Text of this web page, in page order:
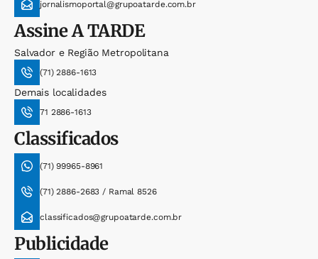
jornalismoportal@grupoatarde.com.br
AssineA TARDE
Salvador e Região Metropolitana
(71) 2886-1613
Demais localidades
71 2886-1613
Classificados
(71) 99965-8961
(71) 2886-2683 / Ramal 8526
classificados@grupoatarde.com.br
Publicidade